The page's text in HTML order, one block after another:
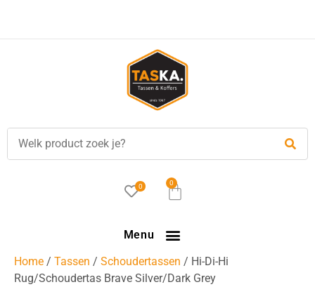
verzending in NL vanaf €35,-!
0 0
Menu
Home / Tassen / Schoudertassen / Hi-Di-Hi
Rug/Schoudertas Brave Silver/Dark Grey